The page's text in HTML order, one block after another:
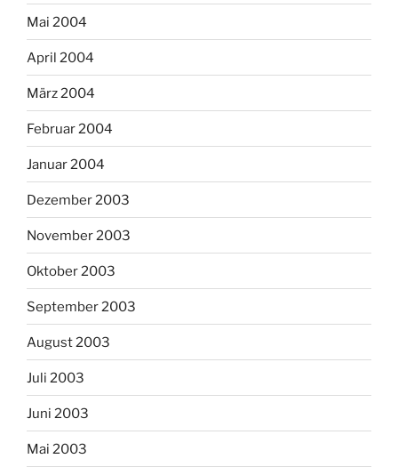
Mai 2004
April 2004
März 2004
Februar 2004
Januar 2004
Dezember 2003
November 2003
Oktober 2003
September 2003
August 2003
Juli 2003
Juni 2003
Mai 2003